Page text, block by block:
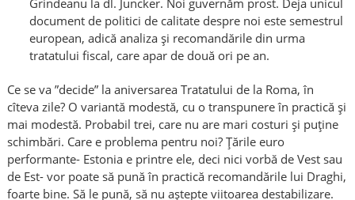
document de politici de calitate despre noi este semestrul
european, adică analiza și recomandările din urma
tratatului fiscal, care apar de două ori pe an.
Ce se va ”decide” la aniversarea Tratatului de la Roma, în
cîteva zile? O variantă modestă, cu o transpunere în practică și
mai modestă. Probabil trei, care nu are mari costuri și puține
schimbări. Care e problema pentru noi? Țările euro
performante- Estonia e printre ele, deci nici vorbă de Vest sau
de Est- vor poate să pună în practică recomandările lui Draghi,
foarte bine. Să le pună, să nu aștepte viitoarea destabilizare.